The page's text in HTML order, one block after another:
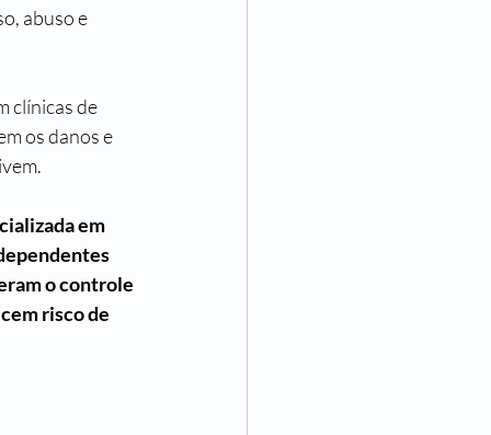
abuso e
clínicas de
os danos e
em
o controle
risco de